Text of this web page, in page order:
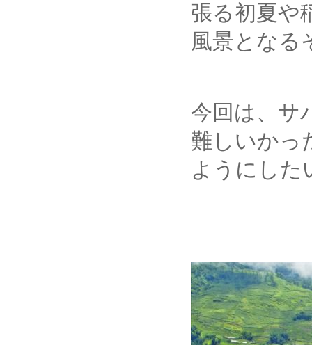
張る初夏や
風景となる
今回は、サ
難しいかっ
ようにした